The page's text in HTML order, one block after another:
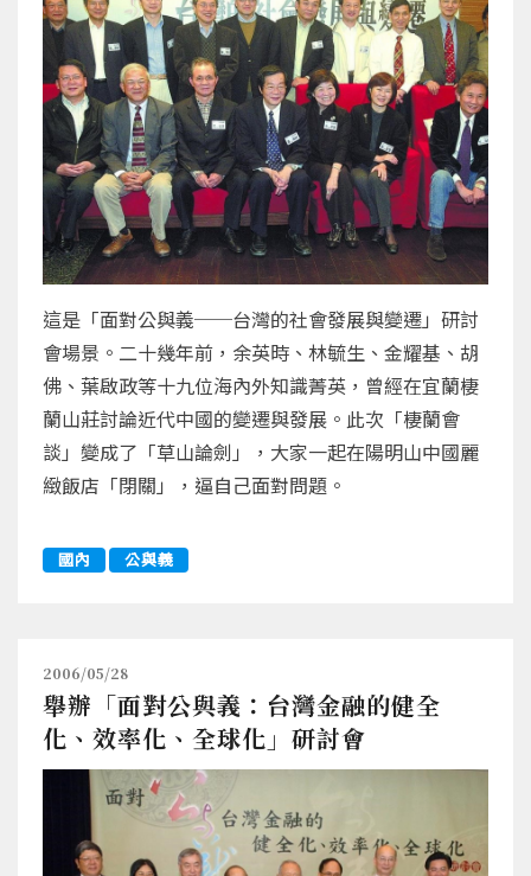
這是「面對公與義──台灣的社會發展與變遷」研討
會場景。二十幾年前，余英時、林毓生、金耀基、胡
佛、葉啟政等十九位海內外知識菁英，曾經在宜蘭棲
蘭山莊討論近代中國的變遷與發展。此次「棲蘭會
談」變成了「草山論劍」，大家一起在陽明山中國麗
緻飯店「閉關」，逼自己面對問題。
國內 公與義
2006/05/28
舉辦「面對公與義：台灣金融的健全
化、效率化、全球化」研討會